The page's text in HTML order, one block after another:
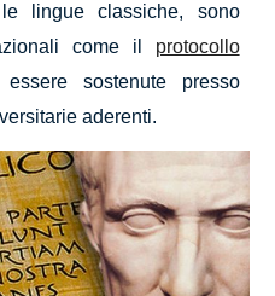
lingue classiche, sono
come il protocollo
sostenute presso
aderenti.